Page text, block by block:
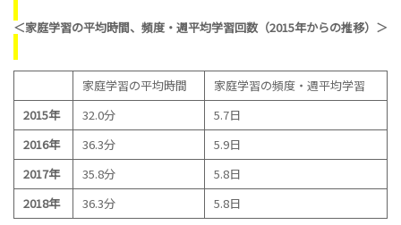
＜家庭学習の平均時間、頻度・週平均学習回数（2015年からの推移）＞
家庭学習の平均時間
家庭学習の頻度・週平均学習
2015年
32.0分
5.7日
2016年
36.3分
5.9日
2017年
35.8分
5.8日
2018年
36.3分
5.8日